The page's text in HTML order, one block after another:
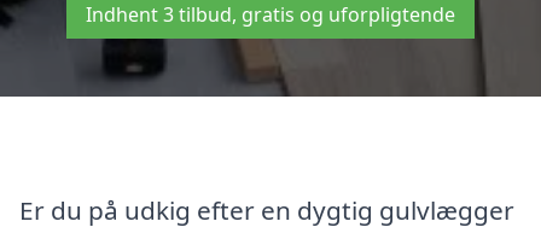
Indhent 3 tilbud, gratis og uforpligtende
Er du på udkig efter en dygtig gulvlægger